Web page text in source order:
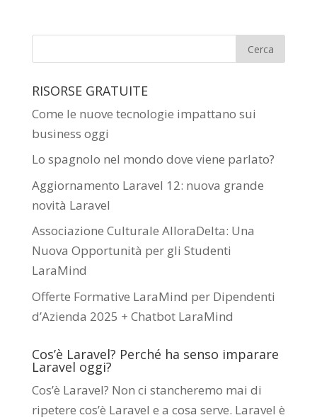
RISORSE GRATUITE
Come le nuove tecnologie impattano sui
business oggi
Lo spagnolo nel mondo dove viene parlato?
Aggiornamento Laravel 12: nuova grande
novità Laravel
Associazione Culturale AlloraDelta: Una
Nuova Opportunità per gli Studenti
LaraMind
Offerte Formative LaraMind per Dipendenti
d’Azienda 2025 + Chatbot LaraMind
Cos’è Laravel? Perché ha senso imparare
Laravel oggi?
Cos’è Laravel? Non ci stancheremo mai di
ripetere cos’è Laravel e a cosa serve. Laravel è